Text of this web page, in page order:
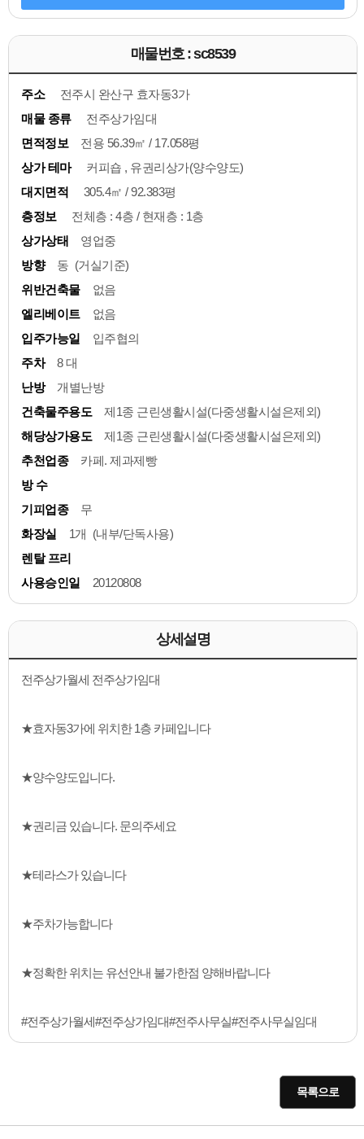
매물번호 : sc8539
주소
전주시 완산구 효자동3가
매물 종류
전주상가임대
면적정보
전용 56.39㎡ / 17.058평
상가 테마
커피숍 , 유권리상가(양수양도)
대지면적
305.4㎡ / 92.383평
층정보
전체층 : 4층 / 현재층 : 1층
상가상태
영업중
방향
동 (거실기준)
위반건축물
없음
엘리베이트
없음
입주가능일
입주협의
주차
8 대
난방
개별난방
건축물주용도
제1종 근린생활시설(다중생활시설은제외)
해당상가용도
제1종 근린생활시설(다중생활시설은제외)
추천업종
카페. 제과제빵
방 수
기피업종
무
화장실
1개 (내부/단독사용)
렌탈 프리
사용승인일
20120808
상세설명
전주상가월세 전주상가임대
★효자동3가에 위치한 1층 카페입니다
★양수양도입니다.
★권리금 있습니다. 문의주세요
★테라스가 있습니다
★주차가능합니다
★정확한 위치는 유선안내 불가한점 양해바랍니다
#전주상가월세#전주상가임대#전주사무실#전주사무실임대
목록으로